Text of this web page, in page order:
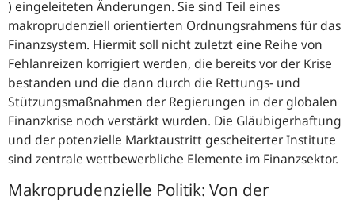
) eingeleiteten Änderungen. Sie sind Teil eines
makroprudenziell orientierten Ordnungsrahmens für das
Finanzsystem. Hiermit soll nicht zuletzt eine Reihe von
Fehlanreizen korrigiert werden, die bereits vor der Krise
bestanden und die dann durch die Rettungs- und
Stützungsmaßnahmen der Regierungen in der globalen
Finanzkrise noch verstärkt wurden. Die Gläubigerhaftung
und der potenzielle Marktaustritt gescheiterter Institute
sind zentrale wettbewerbliche Elemente im Finanzsektor.
Makroprudenzielle Politik: Von der